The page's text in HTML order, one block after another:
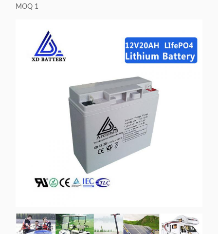
MOQ 1